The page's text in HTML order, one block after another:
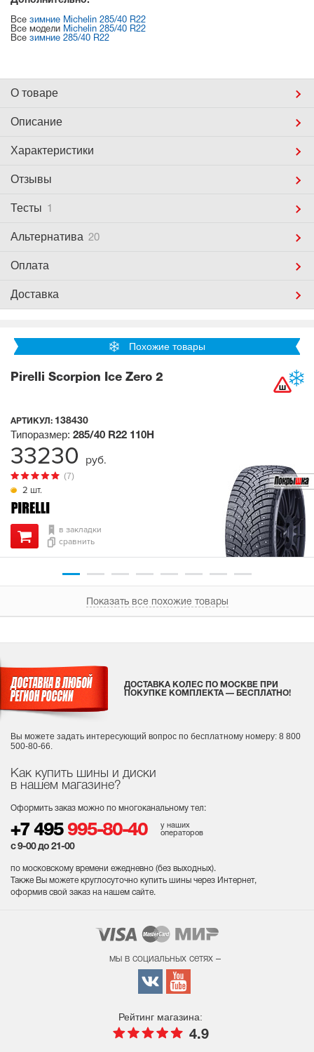
Все зимние Michelin 285/40 R22
Все модели Michelin 285/40 R22
Все зимние 285/40 R22
О товаре
Описание
Характеристики
Отзывы
Тесты 1
Альтернатива 20
Оплата
Доставка
Похожие товары
Pirelli Scorpion Ice Zero 2
АРТИКУЛ: 138430
2 шт.
(7)
Типоразмер: 285/40 R22 110H
в закладки
сравнить
33230 руб.
Показать все похожие товары
Как купить шины и диски
в нашем магазине?
Оформить заказ можно по многоканальному тел:
+7 495 995-80-40
у наших
операторов
с 9-00 до 21-00
по московскому времени ежедневно (без выходных).
Также Вы можете круглосуточно купить шины через Интернет,
оформив свой заказ на нашем сайте.
ДОСТАВКА КОЛЕС ПО МОСКВЕ ПРИ
ПОКУПКЕ КОМПЛЕКТА — БЕСПЛАТНО!
Вы можете задать интересующий вопрос по бесплатному номеру: 8 800
500-80-66.
мы в социальных сетях –
Рейтинг магазина:
4.9